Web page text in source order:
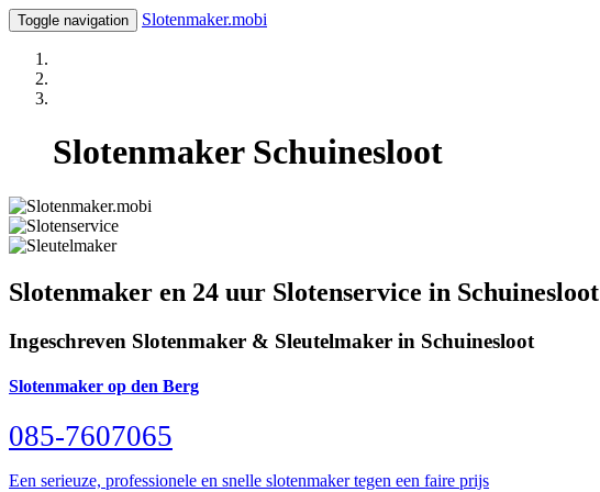
Toggle navigation Slotenmaker.mobi
Slotenmaker Schuinesloot
Slotenmaker en 24 uur Slotenservice in Schuinesloot
Ingeschreven Slotenmaker & Sleutelmaker in Schuinesloot
Slotenmaker op den Berg
085-7607065
Een serieuze, professionele en snelle slotenmaker tegen een faire prijs